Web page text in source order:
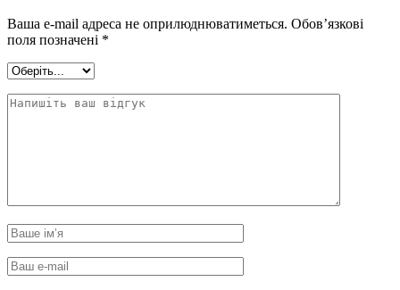
Ваша e-mail адреса не оприлюднюватиметься. Обов’язкові
поля позначені *